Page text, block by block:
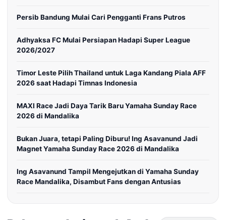
Persib Bandung Mulai Cari Pengganti Frans Putros
Adhyaksa FC Mulai Persiapan Hadapi Super League
2026/2027
Timor Leste Pilih Thailand untuk Laga Kandang Piala AFF
2026 saat Hadapi Timnas Indonesia
MAXI Race Jadi Daya Tarik Baru Yamaha Sunday Race
2026 di Mandalika
Bukan Juara, tetapi Paling Diburu! Ing Asavanund Jadi
Magnet Yamaha Sunday Race 2026 di Mandalika
Ing Asavanund Tampil Mengejutkan di Yamaha Sunday
Race Mandalika, Disambut Fans dengan Antusias